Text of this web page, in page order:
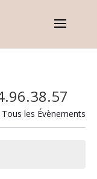
Tous les Évènements